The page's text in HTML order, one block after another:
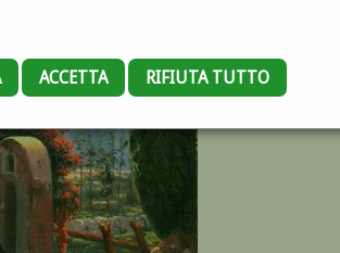
ACCETTA RIFIUTA TUTTO